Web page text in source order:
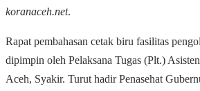
koranaceh.net.
Rapat pembahasan cetak biru fasilitas
dipimpin oleh Pelaksana Tugas (Plt.)
Aceh, Syakir. Turut hadir Penasehat